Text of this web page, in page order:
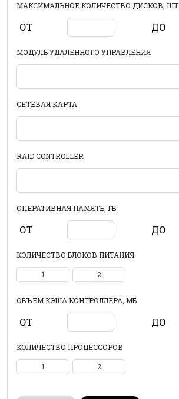
МАКСИМАЛЬНОЕ КОЛИЧЕСТВО ДИСКОВ, ШТ.
ОТ ДО
МОДУЛЬ УДАЛЕННОГО УПРАВЛЕНИЯ
СЕТЕВАЯ КАРТА
RAID CONTROLLER
ОПЕРАТИВНАЯ ПАМЯТЬ, ГБ
ОТ ДО
КОЛИЧЕСТВО БЛОКОВ ПИТАНИЯ
1 2
ОБЪЕМ КЭША КОНТРОЛЛЕРА, МБ
ОТ ДО
КОЛИЧЕСТВО ПРОЦЕССОРОВ
1 2